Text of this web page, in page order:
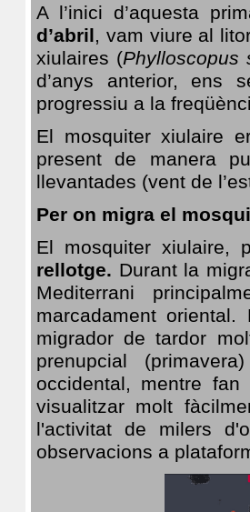
A l’inici d’aquesta
d’abril, vam viure al
xiulaires (Phylloscopus
d’anys anterior, ens
progressiu a la
El mosquiter xiulaire
present de manera
llevantades (vent de
Per on migra el
El mosquiter xiulaire,
rellotge. Durant la
Mediterrani
marcadament
migrador de tardor
prenupcial
occidental, mentre
visualitzar molt
l'activitat de milers
observacions a